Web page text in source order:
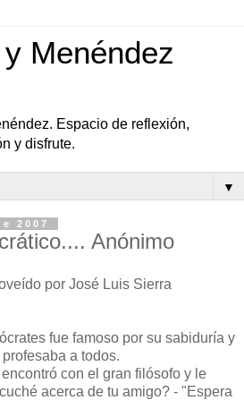
Menéndez
Espacio de reflexión,
y disfrute.
▼
2007
Anónimo
por José Luis Sierra
fue famoso por su sabiduría y
a todos.
con el gran filósofo y le
acerca de tu amigo? - "Espera